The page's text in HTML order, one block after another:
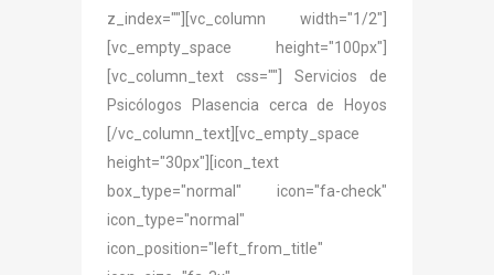
z_index=""][vc_column width="1/2"]
[vc_empty_space height="100px"]
[vc_column_text css=""] Servicios de
Psicólogos Plasencia cerca de Hoyos
[/vc_column_text][vc_empty_space
height="30px"][icon_text
box_type="normal" icon="fa-check"
icon_type="normal"
icon_position="left_from_title"